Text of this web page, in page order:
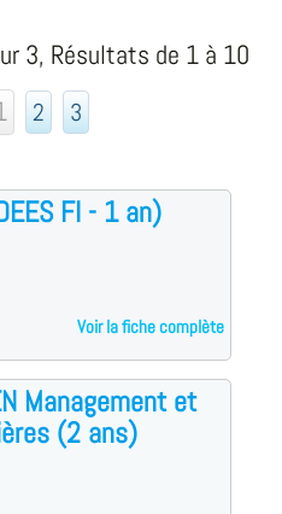
3, Résultats de 1 à 10
2 3
FI - 1 an)
Voir la fiche complète
Management et
(2 ans)